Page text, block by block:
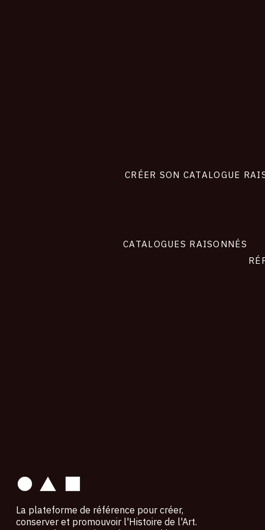
CRÉER SON CATALOGUE
CATALOGUES RAISONNÉS
La plateforme de référence pour créer,
conserver et promouvoir l'Histoire de l'Art.